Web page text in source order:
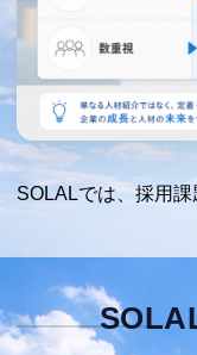
SOLALでは、採用